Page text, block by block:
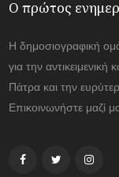
Ο πρώτος
Η δημοσιογραφική
για την
Πάτρα και την
Επικοινωνήστε μαζί